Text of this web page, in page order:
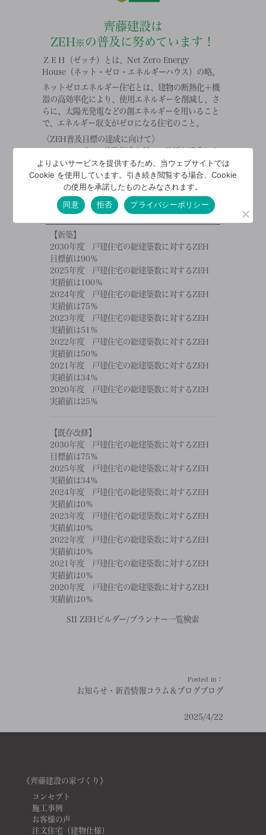
齊藤建設は
ZEH※ の普及に努めています！
ＺＥＨ（ゼッチ）とは、Net Zero Energy
House（ネット・ゼロ・エネルギーハウス）の略。
ネットゼロエネルギー住宅とは、建物の断熱化＋機
器の高効率化により、使用エネルギーを削減し、さ
らに、太陽光発電などの創エネルギーを用いること
で、エネルギー収支がゼロになる住宅のこと。
〈ZEH普及目標の達成に向けて〉
す。
齊藤建設の
ZEH普及実績と今後の目標
【新築】
2030年度 戸建住宅の総建築数に対するZEH
目標値は90％
2025年度 戸建住宅の総建築数に対するZEH
実績値は100％
2024年度 戸建住宅の総建築数に対するZEH
実績値は75％
2023年度 戸建住宅の総建築数に対するZEH
実績値は51％
2022年度 戸建住宅の総建築数に対するZEH
実績値は50％
2021年度 戸建住宅の総建築数に対するZEH
実績値は34％
2020年度 戸建住宅の総建築数に対するZEH
実績値は25％
【既存改修】
2030年度 戸建住宅の総建築数に対するZEH
目標値は75％
2025年度 戸建住宅の総建築数に対するZEH
実績値は34％
2024年度 戸建住宅の総建築数に対するZEH
実績値は0％
2023年度 戸建住宅の総建築数に対するZEH
実績値は0％
2022年度 戸建住宅の総建築数に対するZEH
実績値は0％
2021年度 戸建住宅の総建築数に対するZEH
実績値は0％
2020年度 戸建住宅の総建築数に対するZEH
実績値は0％
SII ZEHビルダー/プランナー一覧検索
Posted in：
お知らせ・新着情報 コラム＆ブログブログ
2025/4/22
《齊藤建設の家づくり》
コンセプト
施工事例
お客様の声
注文住宅（建物仕様）
よりよいサービスを提供するため、当ウェブサイトでは
Cookie を使用しています。引き続き閲覧する場合、Cookie
の使用を承諾したものとみなされます。
同意
拒否 プライバシーポリシー